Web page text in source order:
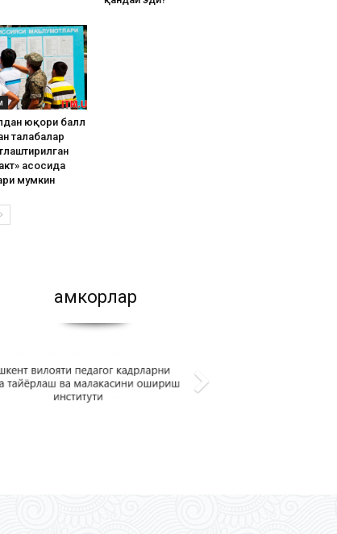
юқори балл
талабалар
асосида
мумкин
Ҳамкорлар